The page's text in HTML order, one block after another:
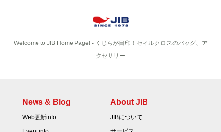
Welcome to JIB Home Page! ‐ くじらが目印！セイルクロスのバッグ、ア
クセサリー
News & Blog
Web更新info
About JIB
JIBについて